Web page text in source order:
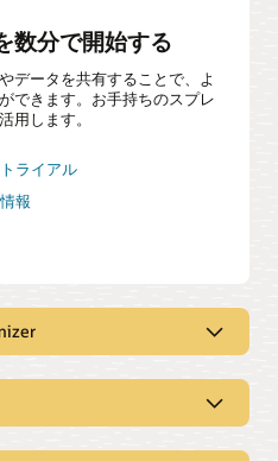
分で開始する
データを共有することで、よ
できます。お手持ちのスプレ
用します。
ライアル
報
Crystal Ball Decision Optimizer
ションに高度な最適化の機能